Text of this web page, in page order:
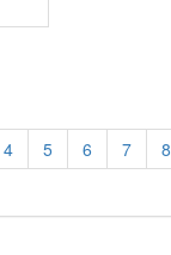
4 5 6 7 8